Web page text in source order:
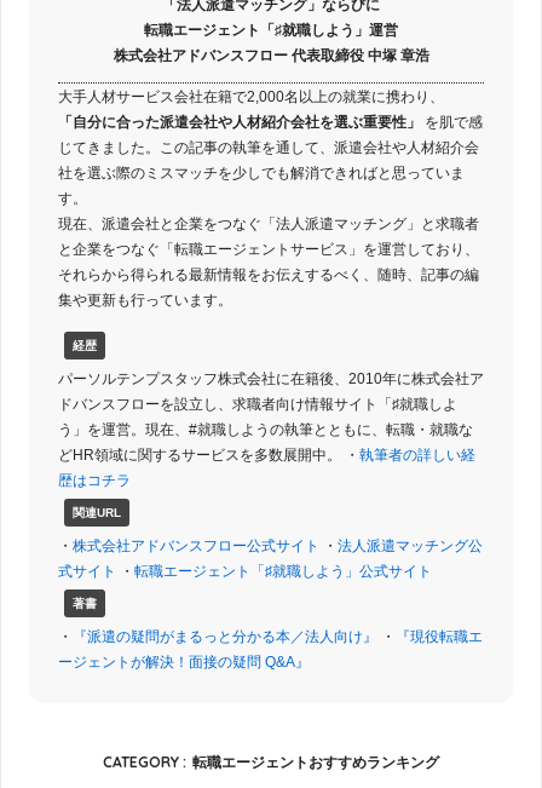
「法人派遣マッチング」ならびに
転職エージェント「♯就職しよう」運営
株式会社アドバンスフロー 代表取締役 中塚 章浩
大手人材サービス会社在籍で2,000名以上の就業に携わり、
「自分に合った派遣会社や人材紹介会社を選ぶ重要性」
を肌で感
じてきました。この記事の執筆を通して、派遣会社や人材紹介会
社を選ぶ際のミスマッチを少しでも解消できればと思っていま
す。
現在、派遣会社と企業をつなぐ「法人派遣マッチング」と求職者
と企業をつなぐ「転職エージェントサービス」を運営しており、
それらから得られる最新情報をお伝えするべく、随時、記事の編
集や更新も行っています。
経歴
パーソルテンプスタッフ株式会社に在籍後、2010年に株式会社ア
ドバンスフローを設立し、求職者向け情報サイト「♯就職しよ
う」を運営。現在、#就職しようの執筆とともに、転職・就職な
どHR領域に関するサービスを多数展開中。 ・ 執筆者の詳しい経
歴はコチラ
関連URL
・ 株式会社アドバンスフロー公式サイト ・ 法人派遣マッチング公
式サイト
・ 転職エージェント「♯就職しよう」公式サイト
著書
・ 『派遣の疑問がまるっと分かる本／法人向け』 ・
『現役転職エ
ージェントが解決！面接の疑問 Q&A』
CATEGORY : 転職エージェントおすすめランキング